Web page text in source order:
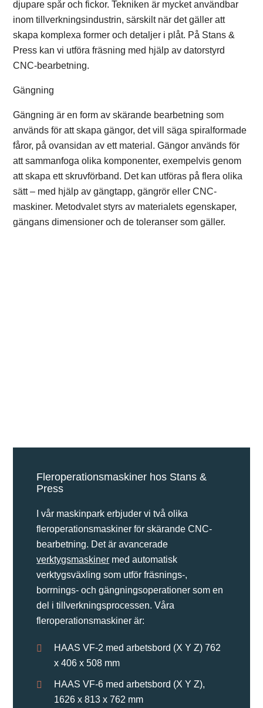
djupare spår och fickor. Tekniken är mycket användbar
inom tillverkningsindustrin, särskilt när det gäller att
skapa komplexa former och detaljer i plåt. På Stans &
Press kan vi utföra fräsning med hjälp av datorstyrd
CNC-bearbetning.
Gängning
Gängning är en form av skärande bearbetning som
används för att skapa gängor, det vill säga spiralformade
fåror, på ovansidan av ett material. Gängor används för
att sammanfoga olika komponenter, exempelvis genom
att skapa ett skruvförband. Det kan utföras på flera olika
sätt – med hjälp av gängtapp, gängrör eller CNC-
maskiner. Metodvalet styrs av materialets egenskaper,
gängans dimensioner och de toleranser som gäller.
Fleroperationsmaskiner hos Stans &
Press
I vår maskinpark erbjuder vi två olika
fleroperationsmaskiner för skärande CNC-
bearbetning. Det är avancerade
verktygsmaskiner med automatisk
verktygsväxling som utför fräsnings-,
borrnings- och gängningsoperationer som en
del i tillverkningsprocessen. Våra
fleroperationsmaskiner är:
HAAS VF-2 med arbetsbord (X Y Z) 762
x 406 x 508 mm
HAAS VF-6 med arbetsbord (X Y Z),
1626 x 813 x 762 mm